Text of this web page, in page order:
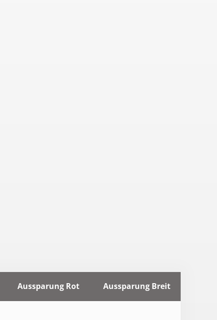
Aussparung Rot Aussparung Breit